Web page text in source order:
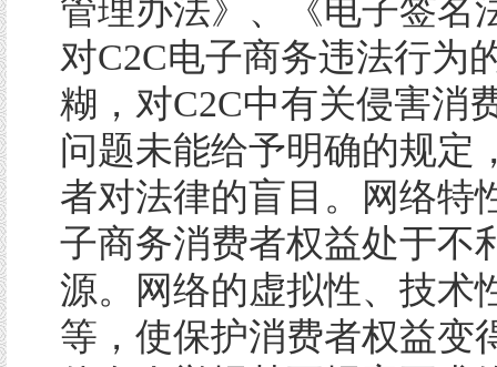
管理办法》、《电子签名
对C2C电子商务违法行为
糊，对C2C中有关侵害消
问题未能给予明确的规定
者对法律的盲目。网络特
子商务消费者权益处于不
源。网络的虚拟性、技术
等，使保护消费者权益变